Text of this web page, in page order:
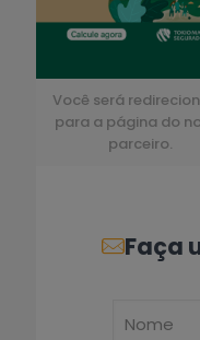
Você será
para a página do
parceiro.
Faça